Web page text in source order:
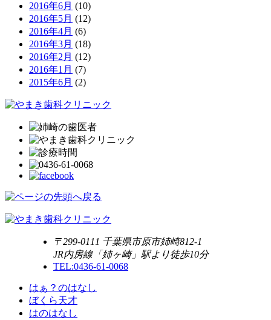
2016年6月 (10)
2016年5月 (12)
2016年4月 (6)
2016年3月 (18)
2016年2月 (12)
2016年1月 (7)
2015年6月 (2)
〒299-0111 千葉県市原市姉崎812-1
JR内房線「姉ヶ崎」駅より徒歩10分
TEL:0436-61-0068
はぁ？のはなし
ぼくら天才
はのはなし